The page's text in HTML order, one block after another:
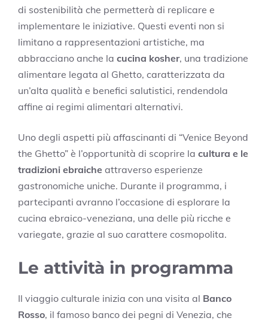
di sostenibilità che permetterà di replicare e
implementare le iniziative. Questi eventi non si
limitano a rappresentazioni artistiche, ma
abbracciano anche la cucina kosher, una tradizione
alimentare legata al Ghetto, caratterizzata da
un’alta qualità e benefici salutistici, rendendola
affine ai regimi alimentari alternativi.
Uno degli aspetti più affascinanti di “Venice Beyond
the Ghetto” è l’opportunità di scoprire la cultura e le
tradizioni ebraiche attraverso esperienze
gastronomiche uniche. Durante il programma, i
partecipanti avranno l’occasione di esplorare la
cucina ebraico-veneziana, una delle più ricche e
variegate, grazie al suo carattere cosmopolita.
Le attività in programma
Il viaggio culturale inizia con una visita al Banco
Rosso, il famoso banco dei pegni di Venezia, che